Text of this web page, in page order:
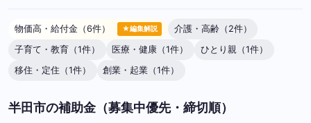
物価高・給付金（6件） ★編集解説
介護・高齢（2件）
子育て・教育（1件）
医療・健康（1件）
ひとり親（1件）
移住・定住（1件）
創業・起業（1件）
半田市の補助金（募集中優先・締切順）